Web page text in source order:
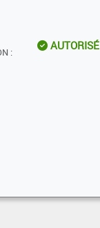
:
AUTORISÉ